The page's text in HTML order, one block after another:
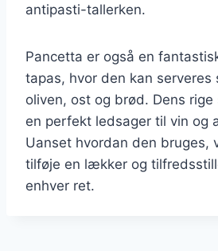
antipasti-tallerken.
Pancetta er også en
tapas, hvor den kan serveres
oliven, ost og brød. Dens
en perfekt ledsager til vin og
Uanset hvordan den bruges,
tilføje en lækker og
enhver ret.